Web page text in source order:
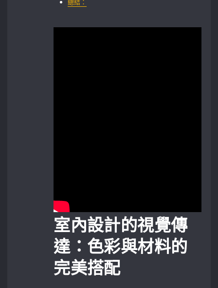
總結：
室內設計的視覺傳
達：色彩與材料的
完美搭配